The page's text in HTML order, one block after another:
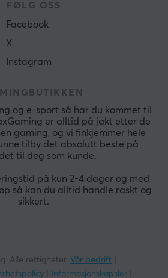
FØLG OSS
Facebook
X
Instagram
og e-sport så har du kommet til
er alltid på jakt etter de
gaming, og vi finkjemmer hele
tilby det absolutt beste på
til deg som kunde.
på kun 2-4 dager og med
så kan du alltid handle raskt og
sikkert.
Alle rettigheter. Vår bedrift
Informasjonskapsler